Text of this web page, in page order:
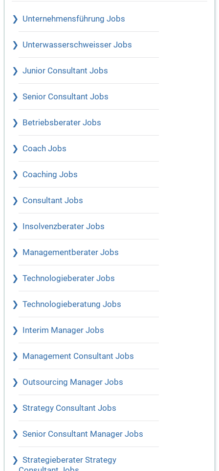
Unternehmensführung Jobs
Unterwasserschweisser Jobs
Junior Consultant Jobs
Senior Consultant Jobs
Betriebsberater Jobs
Coach Jobs
Coaching Jobs
Consultant Jobs
Insolvenzberater Jobs
Managementberater Jobs
Technologieberater Jobs
Technologieberatung Jobs
Interim Manager Jobs
Management Consultant Jobs
Outsourcing Manager Jobs
Strategy Consultant Jobs
Senior Consultant Manager Jobs
Strategieberater Strategy